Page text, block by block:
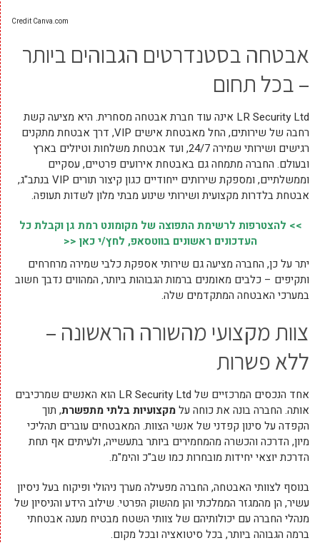
Credit Canva.com
אבטחה בסטנדרטים הגבוהים ביותר
– בכל תחום
LR Security Ltd אינה עוד חברת אבטחה מסחרית. היא מציעה קשת
רחבה של שירותים, החל מאבטחת אישים VIP, דרך אבטחת מתקנים
רגישים ושירותי שמירה 24/7, ועד אבטחת משלחות וטיולים בארץ
ובעולם. החברה מתמחה גם באבטחת אירועים פרטיים, עסקיים
וממשלתיים, ומספקת שירותים ייחודיים כגון קיצור תורים VIP בנתב"ג,
אבטחת בלדרות מקצועית ושירותי שינוע מבתי מלון לשדות תעופה.
>> להצטרפות לרשימת התפוצה של מקומונט רמת גן וקבלת כל
העדכונים ראשונים בווטסאפ, לחץ/י כאן <<
יתר על כן, החברה מציעה גם שירותי אספקת כלבי שמירה מרחרחים
ותקיפים – כלבים מאומנים ברמות הגבוהות ביותר, המהווים נדבך חשוב
במערכי האבטחה המתקדמים שלה.
צוות מקצועי מהשורה הראשונה –
ללא פשרות
אחד הנכסים המרכזיים של LR Security Ltd הוא האנשים שמרכיבים
אותה. החברה בונה את כוחה עלמקצועיות בלתי מתפשרת, תוך
הקפדה על סינון קפדני של אנשי הצוות. המאבטחים עוברים תהליכי
מיון, הדרכה והכשרה מהמחמירים ביותר בתעשייה, ולעיתים אף תחת
הדרכת יוצאי יחידות מובחרות כמו שב"כ והימ"מ.
בנוסף לצוותי האבטחה, החברה מפעילה מערך ניהולי ופיקוח בעל ניסיון
עשיר, הן מהמגזר הממלכתי והן מהשוק הפרטי. שילוב הידע והניסיון של
מנהלי החברה עם יכולותיהם של צוותי השטח מבטיח מענה אבטחתי
ברמה הגבוהה ביותר, בכל סיטואציה ובכל מקום.